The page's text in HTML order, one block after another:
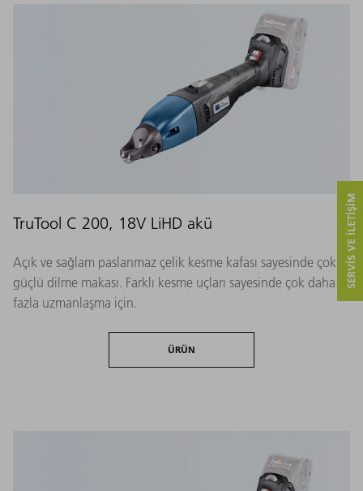
TruTool C 200, 18V LiHD akü
Açık ve sağlam paslanmaz çelik kesme kafası sayesinde çok
güçlü dilme makası. Farklı kesme uçları sayesinde çok daha
fazla uzmanlaşma için.
ÜRÜN
SERVIS VE ILETIŞIM